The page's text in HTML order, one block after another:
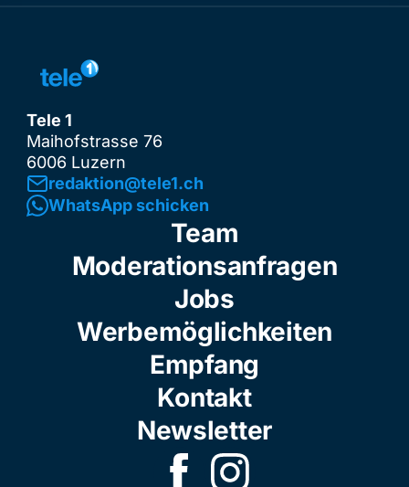
Tele 1
Maihofstrasse 76
6006 Luzern
redaktion@tele1.ch
WhatsApp schicken
Team
Moderationsanfragen
Jobs
Werbemöglichkeiten
Empfang
Kontakt
Newsletter